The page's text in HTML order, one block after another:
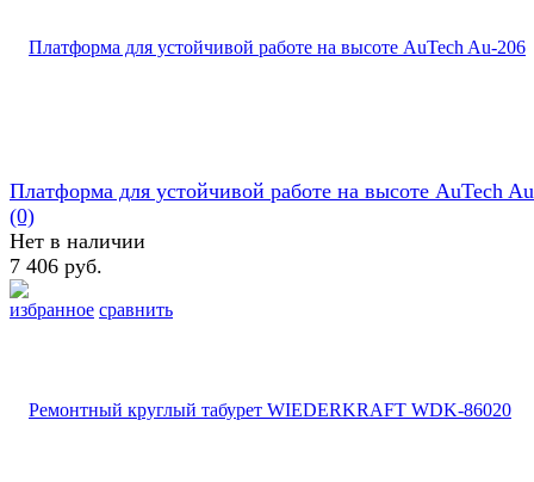
избранное сравнить
Платформа для устойчивой работе на высоте AuTech
(0)
Нет в наличии
7 406 руб.